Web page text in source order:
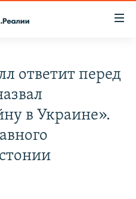
СОПРОТИВЛЕНИЯ
ответит перед
в Украине».